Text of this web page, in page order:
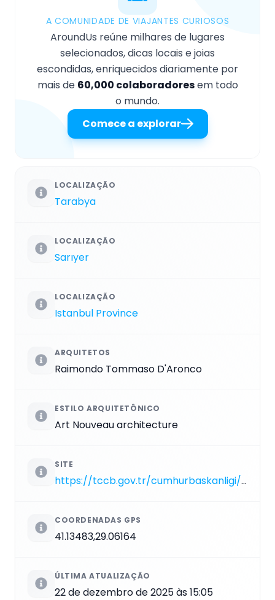
A COMUNIDADE DE VIAJANTES CURIOSOS
AroundUs reúne milhares de lugares
selecionados, dicas locais e joias
escondidas, enriquecidos diariamente por
mais de 60,000 colaboradoresem todo
o mundo.
Comece a explorar
LOCALIZAÇÃO
Tarabya
LOCALIZAÇÃO
Sarıyer
LOCALIZAÇÃO
Istanbul Province
ARQUITETOS
Raimondo Tommaso D'Aronco
ESTILO ARQUITETÔNICO
Art Nouveau architecture
SITE
https://tccb.gov.tr/cumhurbaskanligi/yerleskeler/tarabya_yerleskesi
COORDENADAS GPS
41.13483,29.06164
ÚLTIMA ATUALIZAÇÃO
22 de dezembro de 2025 às 15:05